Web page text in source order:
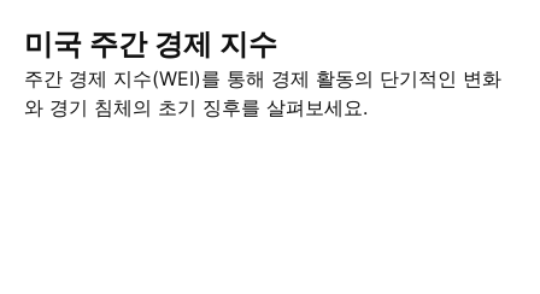
미국 주간 경제 지수
주간 경제 지수(WEI)를 통해 경제 활동의 단기적인 변화
와 경기 침체의 초기 징후를 살펴보세요.